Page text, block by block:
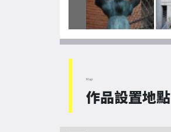
Map
作品設置地點